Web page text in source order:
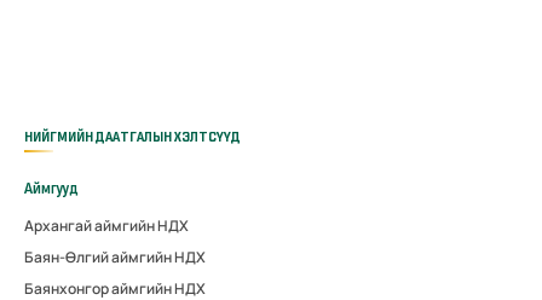
НИЙГМИЙН ДААТГАЛЫН ХЭЛТСҮҮД
Аймгууд
Архангай аймгийн НДХ
Баян-Өлгий аймгийн НДХ
Баянхонгор аймгийн НДХ